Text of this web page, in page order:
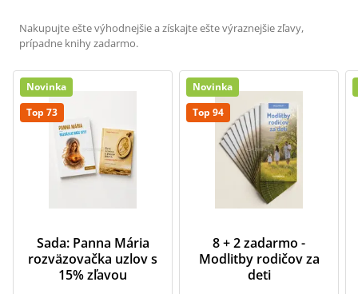
Nakupujte ešte výhodnejšie a získajte ešte výraznejšie zľavy,
prípadne knihy zadarmo.
Novinka
Top 73
Sada: Panna Mária
rozväzovačka uzlov s
15% zľavou
Novinka
Top 94
8 + 2 zadarmo -
Modlitby rodičov za
deti